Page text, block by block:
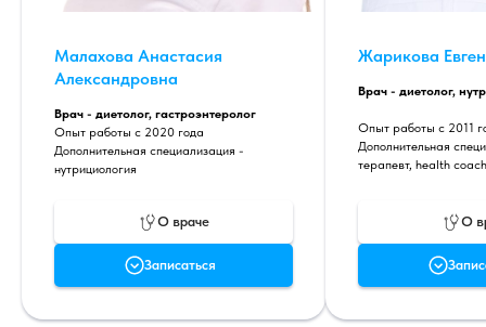
Малахова Анастасия
Александровна
Врач - диетолог, гастроэнтеролог
Опыт работы с 2020 года
Дополнительная специализация -
нутрициология
О враче
Записаться
Жарикова
Врач - диетолог,
Опыт работы с 2011
Дополнительная
терапевт, health coach
О